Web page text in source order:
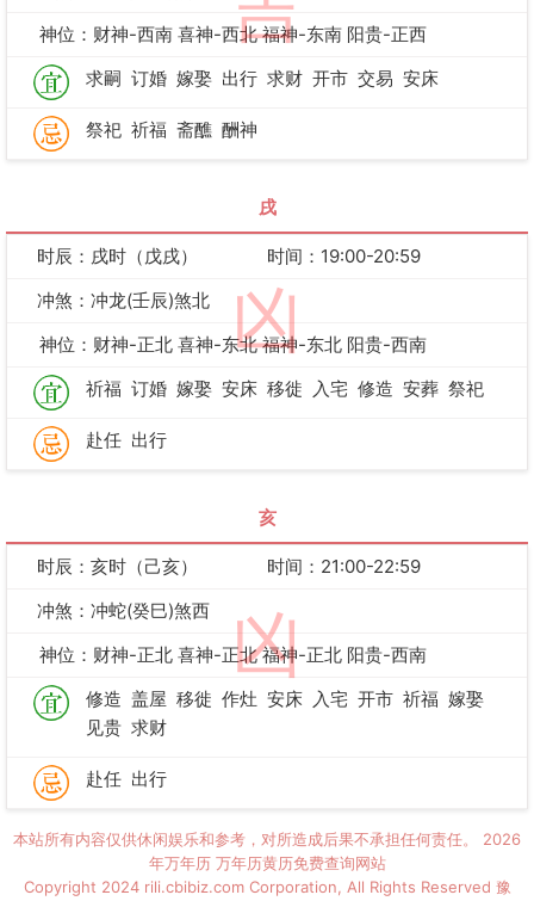
神位：财神-西南 喜神-西北 福神-东南 阳贵-正西
求嗣 订婚 嫁娶 出行 求财 开市 交易 安床
祭祀 祈福 斋醮 酬神
戌
凶
时辰：戌时（戊戌）
时间：19:00-20:59
冲煞：冲龙(壬辰)煞北
神位：财神-正北 喜神-东北 福神-东北 阳贵-西南
祈福 订婚 嫁娶 安床 移徙 入宅 修造 安葬 祭祀
赴任 出行
亥
凶
时辰：亥时（己亥）
时间：21:00-22:59
冲煞：冲蛇(癸巳)煞西
神位：财神-正北 喜神-正北 福神-正北 阳贵-西南
修造 盖屋 移徙 作灶 安床 入宅 开市 祈福 嫁娶
见贵 求财
赴任 出行
本站所有内容仅供休闲娱乐和参考，对所造成后果不承担任何责任。 2026
年万年历 万年历黄历免费查询网站
Copyright 2024 rili.cbibiz.com Corporation, All Rights Reserved 豫